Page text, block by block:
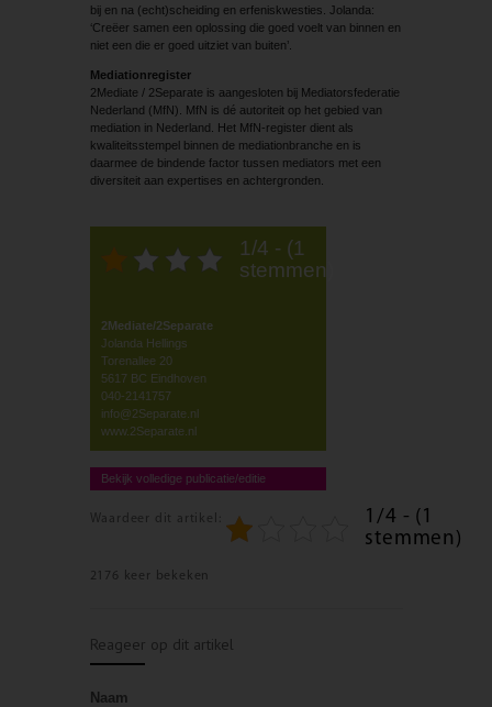
bij en na (echt)scheiding en erfeniskwesties. Jolanda:
‘Creëer samen een oplossing die goed voelt van binnen en
niet een die er goed uitziet van buiten’.
Mediationregister
2Mediate / 2Separate is aangesloten bij Mediatorsfederatie
Nederland (MfN). MfN is dé autoriteit op het gebied van
mediation in Nederland. Het MfN-register dient als
kwaliteitsstempel binnen de mediationbranche en is
daarmee de bindende factor tussen mediators met een
diversiteit aan expertises en achtergronden.
1/4 - (1
stemmen)
2Mediate/2Separate
Jolanda Hellings
Torenallee 20
5617 BC Eindhoven
040-2141757
info@2Separate.nl
www.2Separate.nl
Bekijk volledige publicatie/editie
Waardeer dit artikel:
1/4 - (1
stemmen)
2176 keer bekeken
Reageer op dit artikel
Naam